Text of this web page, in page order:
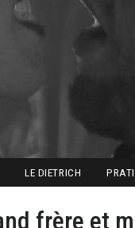
LE DIETRICH
frère et